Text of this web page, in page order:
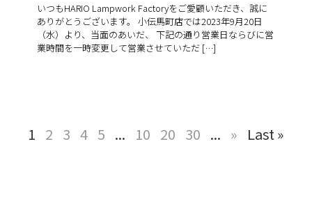
いつもHARIO Lampwork Factoryをご愛顧いただき、誠に
ありがとうございます。 小伝馬町店では2023年9月20日
（水）より、当面のあいだ、 下記の通り営業日ならびに営
業時間を一時変更して営業させていただ […]
1 2 3 4 5 ... 10 20 30 ... » Last »